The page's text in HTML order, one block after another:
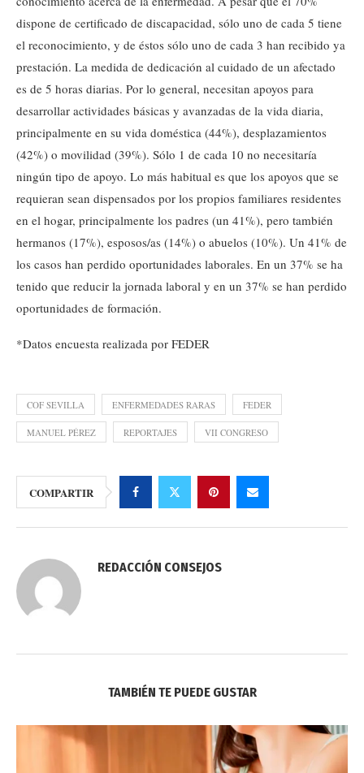
dispone de certificado de discapacidad, sólo uno de cada 5 tiene
el reconocimiento, y de éstos sólo uno de cada 3 han recibido ya
prestación. La medida de dedicación al cuidado de un afectado
es de 5 horas diarias. Por lo general, necesitan apoyos para
desarrollar actividades básicas y avanzadas de la vida diaria,
principalmente en su vida doméstica (44%), desplazamientos
(42%) o movilidad (39%). Sólo 1 de cada 10 no necesitaría
ningún tipo de apoyo. Lo más habitual es que los apoyos que se
requieran sean dispensados por los propios familiares residentes
en el hogar, principalmente los padres (un 41%), pero también
hermanos (17%), esposos/as (14%) o abuelos (10%). Un 41% de
los casos han perdido oportunidades laborales. En un 37% se ha
tenido que reducir la jornada laboral y en un 37% se han perdido
oportunidades de formación.
*Datos encuesta realizada por FEDER
COF SEVILLA ENFERMEDADES RARAS FEDER
MANUEL PÉREZ REPORTAJES VII CONGRESO
COMPARTIR
REDACCIÓN CONSEJOS
TAMBIÉN TE PUEDE GUSTAR